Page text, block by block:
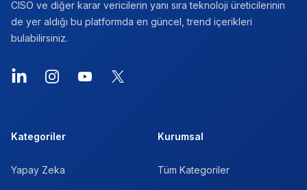
CISO ve diğer karar vericilerin yanı sıra teknoloji üreticilerinin
de yer aldığı bu platformda en güncel, trend içerikleri
bulabilirsiniz.
Kategoriler
Yapay Zeka
Kurumsal
Tüm Kategoriler